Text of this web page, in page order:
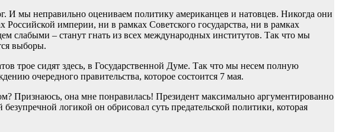
И мы неправильно оцениваем политику американцев и натовцев. Никогда они
империи, ни в рамках Советского государства, ни в рамках
слабыми – станут гнать из всех международных институтов. Так что мы
выборы.
трое сидят здесь, в Государственной Думе. Так что мы несем полную
очередного правительства, которое состоится 7 мая.
Признаюсь, она мне понравилась! Президент максимально аргументированно
логикой он обрисовал суть предательской политики, которая